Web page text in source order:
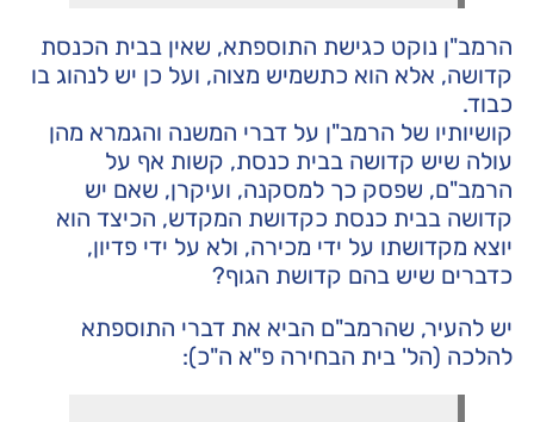
הרמב"ן נוקט כגישת התוספתא, שאין בבית הכנסת
קדושה, אלא הוא כתשמיש מצוה, ועל כן יש לנהוג בו
כבוד.
קושיותיו של הרמב"ן על דברי המשנה והגמרא מהן
עולה שיש קדושה בבית כנסת, קשות אף על
הרמב"ם, שפסק כך למסקנה, ועיקרן, שאם יש
קדושה בבית כנסת כקדושת המקדש, הכיצד הוא
יוצא מקדושתו על ידי מכירה, ולא על ידי פדיון,
כדברים שיש בהם קדושת הגוף?
יש להעיר, שהרמב"ם הביא את דברי התוספתא
להלכה (הל' בית הבחירה פ"א ה"כ):